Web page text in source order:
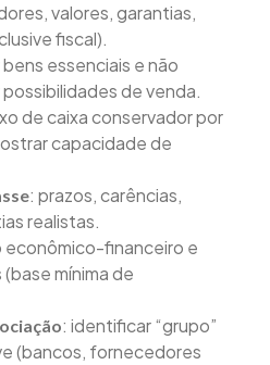
valores, garantias,
fiscal).
essenciais e não
de venda.
de caixa conservador por
capacidade de
: prazos, carências,
realistas.
econômico-financeiro e
mínima de
: identificar “grupo”
(bancos, fornecedores